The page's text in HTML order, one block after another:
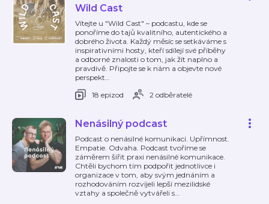
Wild Cast
Vítejte u "Wild Cast" – podcastu, kde se
ponoříme do tajů kvalitního, autentického a
dobrého života. Každý měsíc se setkáváme s
inspirativními hosty, kteří sdílejí své příběhy
a odborné znalosti o tom, jak žít naplno a
pravdivě. Připojte se k nám a objevte nové
perspekt…
18 epizod
2 odběratelé
Nenásilný podcast
Podcast o nenásilné komunikaci. Upřímnost.
Empatie. Odvaha. Podcast tvoříme se
záměrem šířit praxi nenásilné komunikace.
Chtěli bychom tím podpořit jednotlivce i
organizace v tom, aby svým jednáním a
rozhodováním rozvíjeli lepší mezilidské
vztahy a společně vytvářeli s…